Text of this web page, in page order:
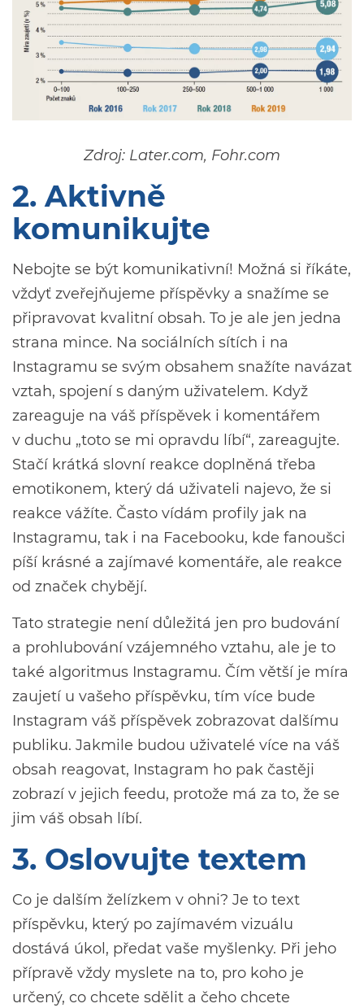
Zdroj: Later.com, Fohr.com
2. Aktivně
komunikujte
Nebojte se být komunikativní! Možná si říkáte,
vždyť zveřejňujeme příspěvky a snažíme se
připravovat kvalitní obsah. To je ale jen jedna
strana mince. Na sociálních sítích i na
Instagramu se svým obsahem snažíte navázat
vztah, spojení s daným uživatelem. Když
zareaguje na váš příspěvek i komentářem
v duchu „toto se mi opravdu líbí“, zareagujte.
Stačí krátká slovní reakce doplněná třeba
emotikonem, který dá uživateli najevo, že si
reakce vážíte. Často vídám profily jak na
Instagramu, tak i na Facebooku, kde fanoušci
píší krásné a zajímavé komentáře, ale reakce
od značek chybějí.
Tato strategie není důležitá jen pro budování
a prohlubování vzájemného vztahu, ale je to
také algoritmus Instagramu. Čím větší je míra
zaujetí u vašeho příspěvku, tím více bude
Instagram váš příspěvek zobrazovat dalšímu
publiku. Jakmile budou uživatelé více na váš
obsah reagovat, Instagram ho pak častěji
zobrazí v jejich feedu, protože má za to, že se
jim váš obsah líbí.
3. Oslovujte textem
Co je dalším želízkem v ohni? Je to text
příspěvku, který po zajímavém vizuálu
dostává úkol, předat vaše myšlenky. Při jeho
přípravě vždy myslete na to, pro koho je
určený, co chcete sdělit a čeho chcete